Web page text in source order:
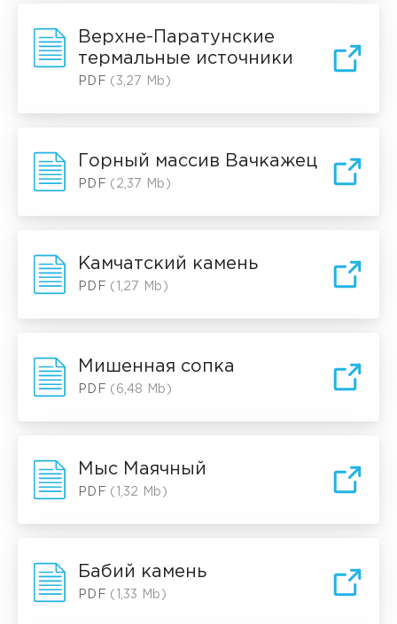
Верхне-Паратунские
термальные источники
PDF (3,27 Mb)
Горный массив Вачкажец
PDF (2,37 Mb)
Камчатский камень
PDF (1,27 Mb)
Мишенная сопка
PDF (6,48 Mb)
Мыс Маячный
PDF (1,32 Mb)
Бабий камень
PDF (1,33 Mb)